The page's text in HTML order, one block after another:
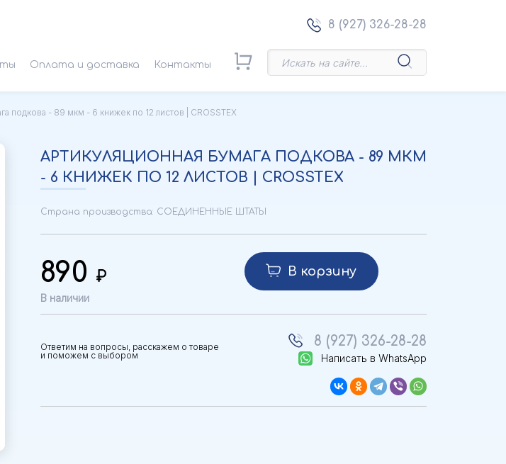
8 (927) 326-28-28
Оплата и доставка Контакты
подкова - 89 мкм - 6 книжек по 12 листов | CROSSTEX
АРТИКУЛЯЦИОННАЯ БУМАГА ПОДКОВА - 89 МКМ
- 6 КНИЖЕК ПО 12 ЛИСТОВ | CROSSTEX
Страна производства: СОЕДИНЕННЫЕ ШТАТЫ
890
В наличии
В корзину
Ответим на вопросы, расскажем о товаре
и поможем с выбором
8 (927) 326-28-28
Написать в WhatsApp